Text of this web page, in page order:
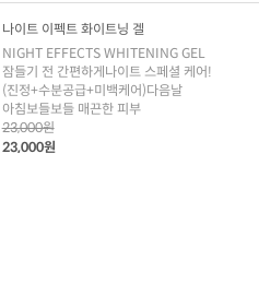
나이트 이펙트 화이트닝 겔
NIGHT EFFECTS WHITENING GEL
잠들기 전 간편하게나이트 스페셜 케어!
(진정+수분공급+미백케어)다음날
아침보들보들 매끈한 피부
23,000원
23,000원